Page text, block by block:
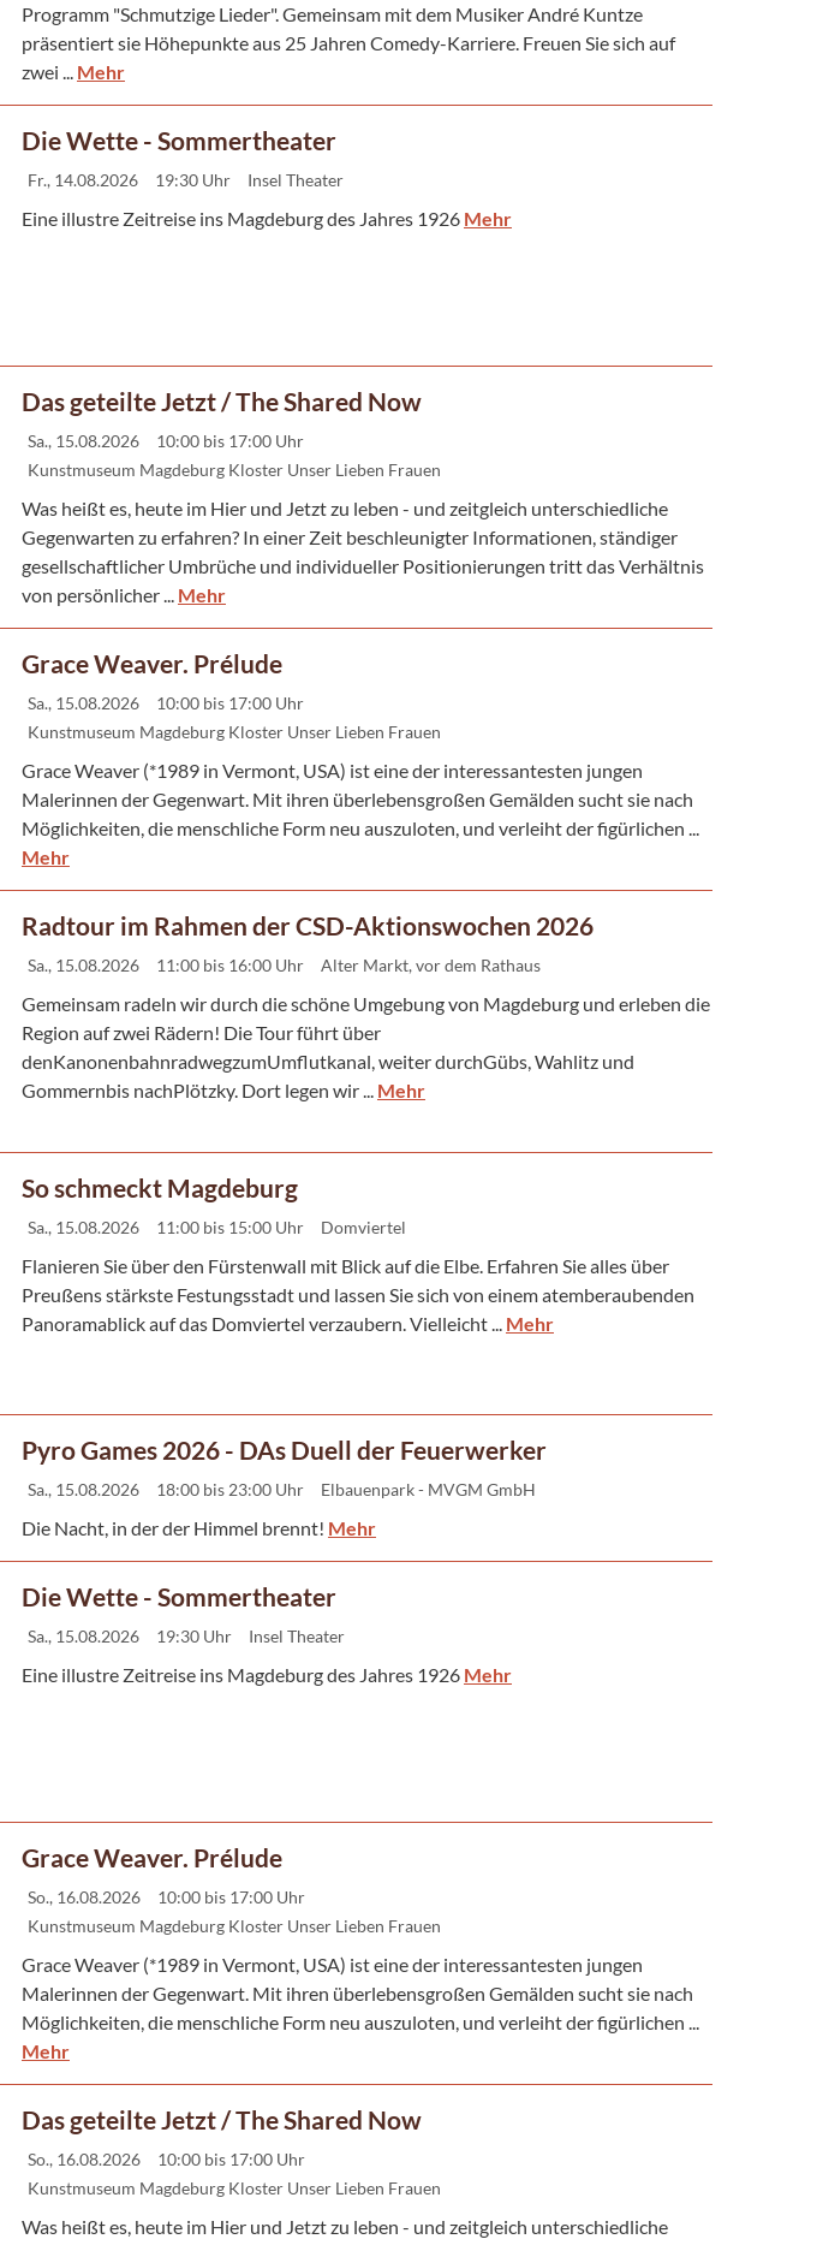
Programm "Schmutzige Lieder". Gemeinsam mit dem Musiker André Kuntze
präsentiert sie Höhepunkte aus 25 Jahren Comedy-Karriere. Freuen Sie sich auf
zwei ... Mehr
Die Wette - Sommertheater
Fr., 14.08.2026 19:30 Uhr Insel Theater
Eine illustre Zeitreise ins Magdeburg des Jahres 1926 Mehr
Das geteilte Jetzt / The Shared Now
Sa., 15.08.2026
10:00 bis 17:00 Uhr
Kunstmuseum Magdeburg Kloster Unser Lieben Frauen
Was heißt es, heute im Hier und Jetzt zu leben - und zeitgleich unterschiedliche
Gegenwarten zu erfahren? In einer Zeit beschleunigter Informationen, ständiger
gesellschaftlicher Umbrüche und individueller Positionierungen tritt das Verhältnis
von persönlicher ... Mehr
Grace Weaver. Prélude
Sa., 15.08.2026
10:00 bis 17:00 Uhr
Kunstmuseum Magdeburg Kloster Unser Lieben Frauen
Grace Weaver (*1989 in Vermont, USA) ist eine der interessantesten jungen
Malerinnen der Gegenwart. Mit ihren überlebensgroßen Gemälden sucht sie nach
Möglichkeiten, die menschliche Form neu auszuloten, und verleiht der figürlichen ...
Mehr
Radtour im Rahmen der CSD-Aktionswochen 2026
Sa., 15.08.2026 11:00 bis 16:00 Uhr Alter Markt, vor dem Rathaus
Gemeinsam radeln wir durch die schöne Umgebung von Magdeburg und erleben die
Region auf zwei Rädern! Die Tour führt über
denKanonenbahnradwegzumUmflutkanal, weiter durchGübs, Wahlitz und
Gommernbis nachPlötzky. Dort legen wir ... Mehr
So schmeckt Magdeburg
Sa., 15.08.2026 11:00 bis 15:00 Uhr Domviertel
Flanieren Sie über den Fürstenwall mit Blick auf die Elbe. Erfahren Sie alles über
Preußens stärkste Festungsstadt und lassen Sie sich von einem atemberaubenden
Panoramablick auf das Domviertel verzaubern. Vielleicht ... Mehr
Pyro Games 2026 - DAs Duell der Feuerwerker
Sa., 15.08.2026 18:00 bis 23:00 Uhr Elbauenpark - MVGM GmbH
Die Nacht, in der der Himmel brennt! Mehr
Die Wette - Sommertheater
Sa., 15.08.2026 19:30 Uhr Insel Theater
Eine illustre Zeitreise ins Magdeburg des Jahres 1926 Mehr
Grace Weaver. Prélude
So., 16.08.2026
10:00 bis 17:00 Uhr
Kunstmuseum Magdeburg Kloster Unser Lieben Frauen
Grace Weaver (*1989 in Vermont, USA) ist eine der interessantesten jungen
Malerinnen der Gegenwart. Mit ihren überlebensgroßen Gemälden sucht sie nach
Möglichkeiten, die menschliche Form neu auszuloten, und verleiht der figürlichen ...
Mehr
Das geteilte Jetzt / The Shared Now
So., 16.08.2026
10:00 bis 17:00 Uhr
Kunstmuseum Magdeburg Kloster Unser Lieben Frauen
Was heißt es, heute im Hier und Jetzt zu leben - und zeitgleich unterschiedliche